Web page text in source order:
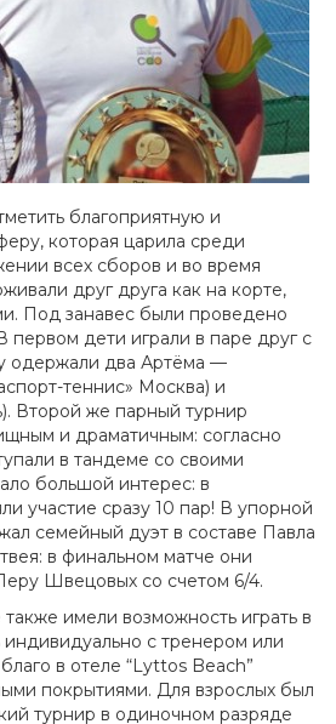
благоприятную и
которая царила среди
всех сборов и во время
друг друга как на корте,
Под занавес были проведено
первом дети играли в паре друг с
одержали два Артёма —
теннис» Москва) и
Второй же парный турнир
и драматичным: согласно
в тандеме со своими
большой интерес: в
участие сразу 10 пар! В упорной
семейный дуэт в составе Павла
в финальном матче они
Швецовых со счетом 6/4.
имели возможность играть в
с тренером или
в отеле “Lyttos Beach”
покрытиями. Для взрослых был
турнир в одиночном разряде